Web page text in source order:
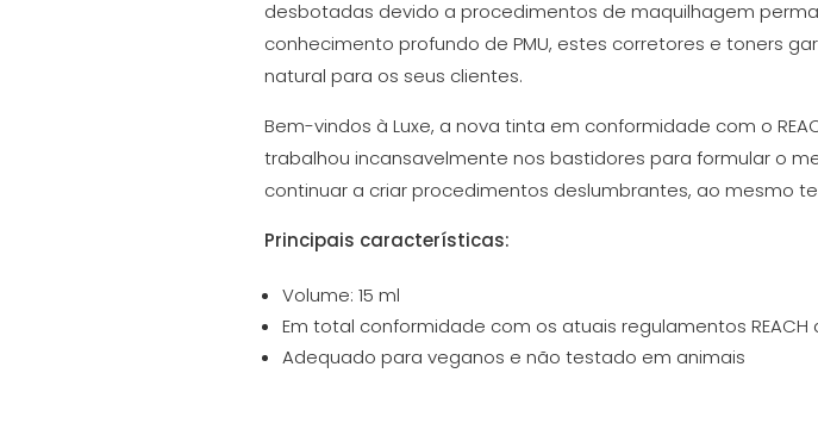
desbotadas devido a procedimentos de maquilhagem
conhecimento profundo de PMU, estes corretores e toners
natural para os seus clientes.
Bem-vindos à Luxe, a nova tinta em conformidade com o
trabalhou incansavelmente nos bastidores para formular o
continuar a criar procedimentos deslumbrantes, ao mesmo
Principais características:
Volume: 15 ml
Em total conformidade com os atuais regulamentos REACH
Adequado para veganos e não testado em animais